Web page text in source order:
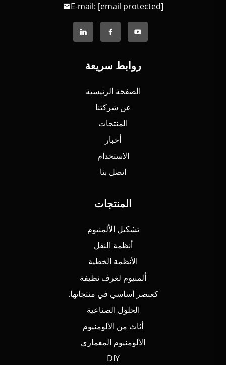
E-mail: [email protected]
روابط سريعة
الصفحة الرئيسية
عن شركتنا
المنتجات
أخبار
الاستخدام
اتصل بنا
المنتجات
تشكيل الألمنيوم
أنظمة النقل
الأنظمة الخطية
ألمنيوم لغرف نظيفة
كعنصر أساسي في منتجاتها.
الحلول الصناعية
أثاث من الألومنيوم
الألومنيوم المعماري
DIY